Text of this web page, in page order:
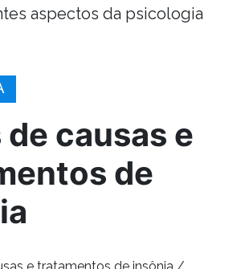
aspectos da psicologia
causas e
de